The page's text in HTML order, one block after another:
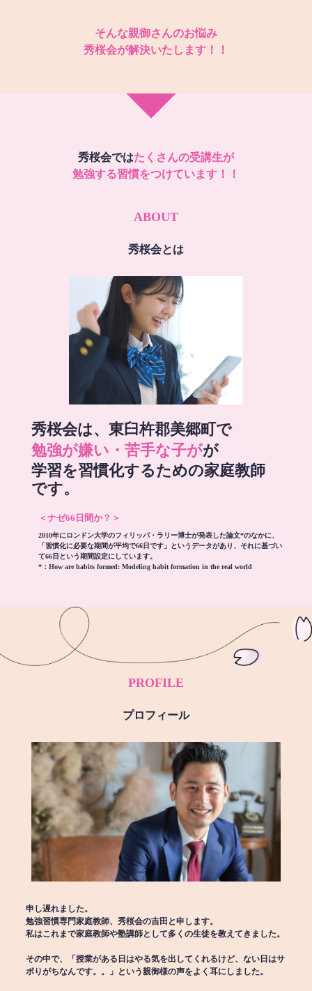
そんな親御さんのお悩み
秀桜会が解決いたします！！
秀桜会ではたくさんの受講生が
勉強する習慣をつけています！！
ABOUT
秀桜会とは
秀桜会は、東臼杵郡美郷町で
勉強が嫌い・苦手な子がが
学習を習慣化するための家庭教師
です。
＜ナゼ66日間か？＞
2010年にロンドン大学のフィリッパ・ラリー博士が発表した論文*のなかに、
「習慣化に必要な期間が平均で66日です」というデータがあり、それに基づい
て66日という期間設定にしています。
*： How are habits formed: Modeling habit formation in the real world
PROFILE
プロフィール
申し遅れました。
勉強習慣専門家庭教師、秀桜会の吉田と申します。
私はこれまで家庭教師や塾講師として多くの生徒を教えてきました。
その中で、「授業がある日はやる気を出してくれるけど、ない日はサ
ボりがちなんです。。」という親御様の声をよく耳にしました。